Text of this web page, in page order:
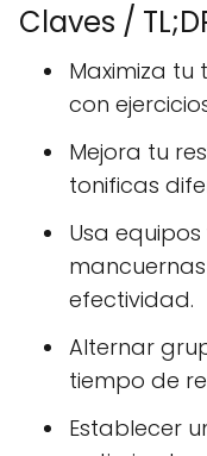
Claves /
Maximiza
con
Mejora tu
tonificas
Usa
efectividad.
Alternar
tiempo de
Establecer